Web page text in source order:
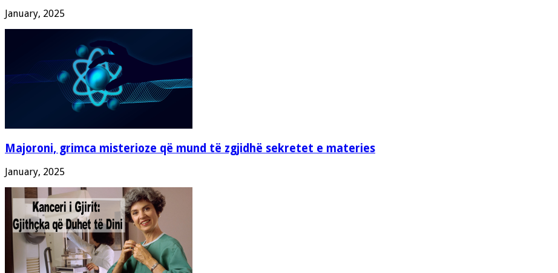
January, 2025
Majoroni, grimca misterioze që mund të zgjidhë sekretet e materies
January, 2025